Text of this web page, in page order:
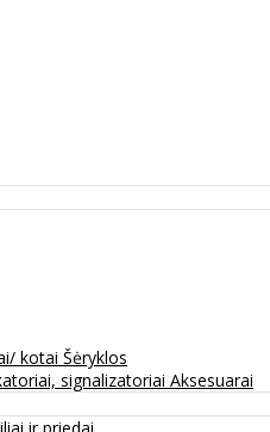
kotai Šėryklos
signalizatoriai Aksesuarai
ir priedai